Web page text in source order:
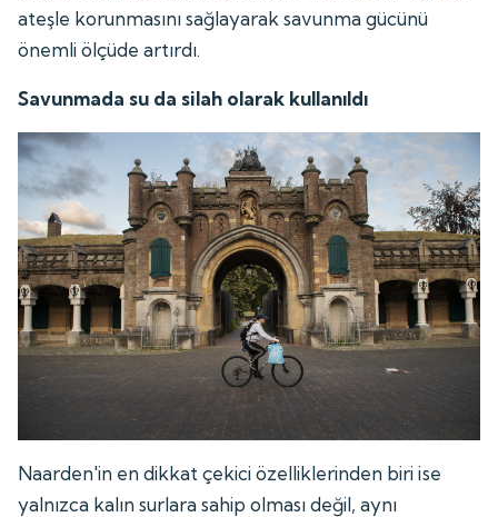
ateşle korunmasını sağlayarak savunma gücünü
önemli ölçüde artırdı.
Savunmada su da silah olarak kullanıldı
Naarden'in en dikkat çekici özelliklerinden biri ise
yalnızca kalın surlara sahip olması değil, aynı